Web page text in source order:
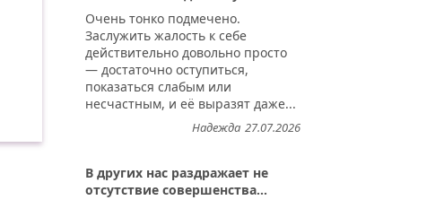
Очень тонко подмечено.
Заслужить жалость к себе
действительно довольно просто
— достаточно оступиться,
показаться слабым или
несчастным, и её выразят даже...
27.07.2026
Надежда
В других нас раздражает не
отсутствие совершенства...